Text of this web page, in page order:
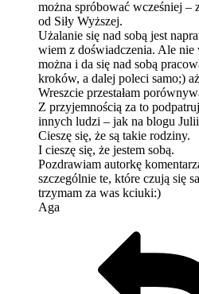
można spróbować wcześniej –
od Siły Wyższej.
Użalanie się nad sobą jest
wiem z doświadczenia. Ale
można i da się nad sobą
kroków, a dalej poleci samo;)
Wreszcie przestałam
Z przyjemnością za to
innych ludzi – jak na blogu
Cieszę się, że są takie rodziny.
I cieszę się, że jestem sobą.
Pozdrawiam autorkę
szczególnie te, które czują się
trzymam za was kciuki:)
Aga